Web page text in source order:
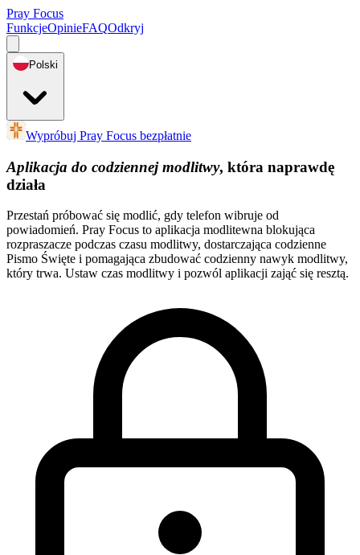
Pray Focus
FunkcjeOpinieFAQOdkryj
Polski
Wypróbuj Pray Focus bezpłatnie
Aplikacja do codziennej modlitwy, która naprawdę
działa
Przestań próbować się modlić, gdy telefon wibruje od
powiadomień. Pray Focus to aplikacja modlitewna blokująca
rozpraszacze podczas czasu modlitwy, dostarczająca codzienne
Pismo Święte i pomagająca zbudować codzienny nawyk modlitwy,
który trwa. Ustaw czas modlitwy i pozwól aplikacji zająć się resztą.